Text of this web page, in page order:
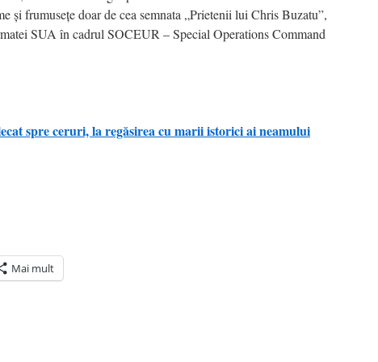
şi frumuseţe doar de cea semnata „Prietenii lui Chris Buzatu”,
SUA în cadrul SOCEUR – Special Operations Command
spre ceruri, la regăsirea cu marii istorici ai neamului
Mai mult